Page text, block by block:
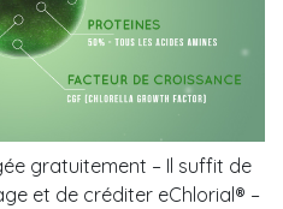
gratuitement – Il suffit de
et de créditer eChlorial® –